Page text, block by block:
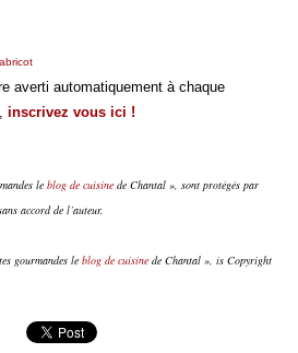
abricot
averti automatiquement à chaque
inscrivez vous ici !
le blog de cuisinede Chantal », sont protégés par
accord de l’auteur.
gourmandes le blog de cuisinede Chantal », is Copyright